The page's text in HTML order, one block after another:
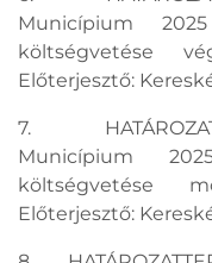
Municípium
költségvetése
Előterjesztő:
7.
Municípium
költségvetése
Előterjesztő: